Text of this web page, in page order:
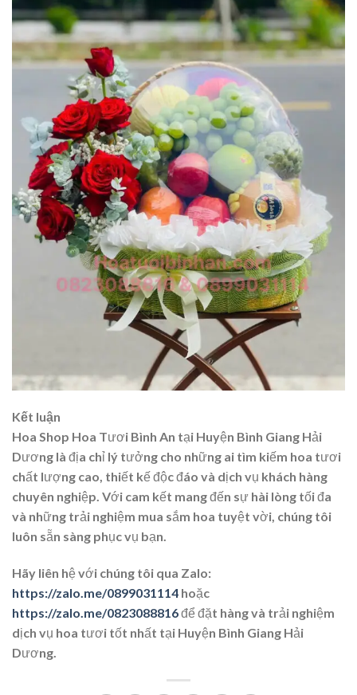
Kết luận
Hoa Shop Hoa Tươi Bình An tại Huyện Bình Giang Hải
Dương là địa chỉ lý tưởng cho những ai tìm kiếm hoa tươi
chất lượng cao, thiết kế độc đáo và dịch vụ khách hàng
chuyên nghiệp. Với cam kết mang đến sự hài lòng tối đa
và những trải nghiệm mua sắm hoa tuyệt vời, chúng tôi
luôn sẵn sàng phục vụ bạn.
Hãy liên hệ với chúng tôi qua Zalo:
https://zalo.me/0899031114 hoặc
https://zalo.me/0823088816để đặt hàng và trải nghiệm
dịch vụ hoa tươi tốt nhất tại Huyện Bình Giang Hải
Dương.